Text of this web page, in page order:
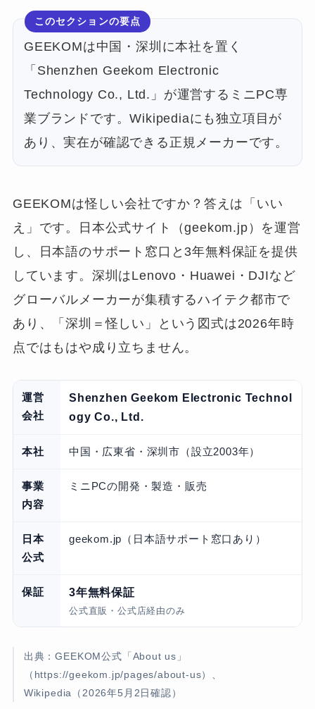
このセクションの要点
GEEKOMは中国・深圳に本社を置く
「Shenzhen Geekom Electronic
Technology Co., Ltd.」が運営するミニPC専
業ブランドです。Wikipediaにも独立項目が
あり、実在が確認できる正規メーカーです。
GEEKOMは怪しい会社ですか？答えは「いい
え」です。日本公式サイト（geekom.jp）を運営
し、日本語のサポート窓口と3年無料保証を提供
しています。深圳はLenovo・Huawei・DJIなど
グローバルメーカーが集積するハイテク都市で
あり、「深圳＝怪しい」という図式は2026年時
点ではもはや成り立ちません。
運営
会社
Shenzhen Geekom Electronic Technol
ogy Co., Ltd.
本社 中国・広東省・深圳市（設立2003年）
事業
内容
ミニPCの開発・製造・販売
日本
公式
geekom.jp（日本語サポート窓口あり）
保証 3年無料保証
公式直販・公式店経由のみ
出典：GEEKOM公式「About us」
（https://geekom.jp/pages/about-us）、
Wikipedia（2026年5月2日確認）